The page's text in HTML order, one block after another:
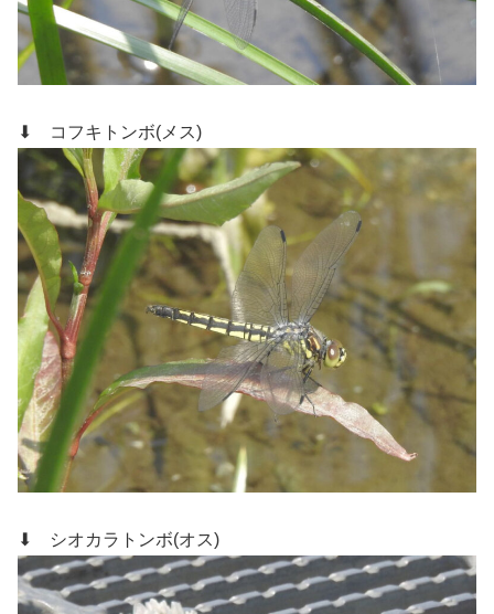
⬇ コフキトンボ(メス)
⬇ シオカラトンボ(オス)